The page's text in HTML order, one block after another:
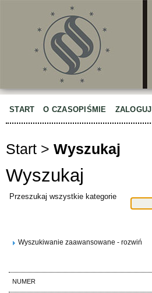
START O CZASOPIŚMIE ZALOGUJ
Start > Wyszukaj
Wyszukaj
Przeszukaj wszystkie kategorie
Wyszukiwanie zaawansowane - rozwiń
NUMER